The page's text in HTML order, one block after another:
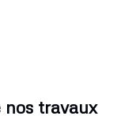
nos travaux